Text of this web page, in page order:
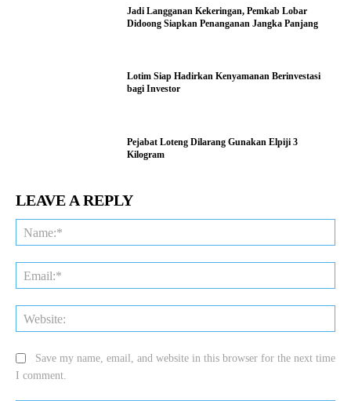
Jadi Langganan Kekeringan, Pemkab Lobar
Didoong Siapkan Penanganan Jangka Panjang
Lotim Siap Hadirkan Kenyamanan Berinvestasi
bagi Investor
Pejabat Loteng Dilarang Gunakan Elpiji 3
Kilogram
LEAVE A REPLY
Save my name, email, and website in this browser for the next time
I comment.